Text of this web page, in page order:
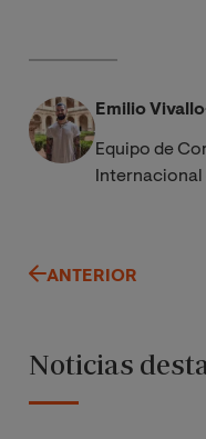
Emilio
Equipo de
Internacional
ANTERIOR
Noticias